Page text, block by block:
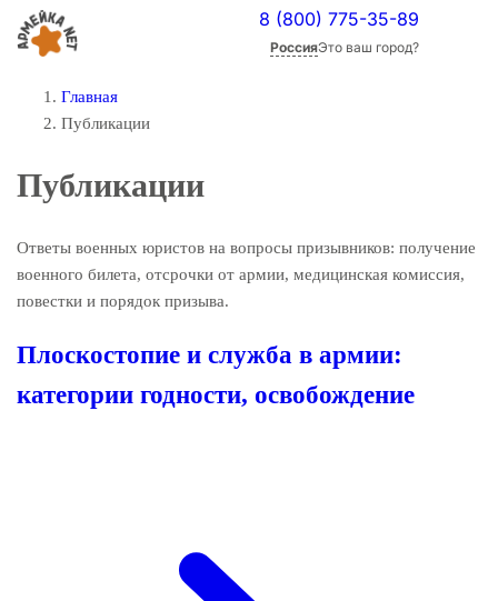
8 (800) 775-35-89
РоссияЭто ваш город?
Главная
Публикации
Публикации
Ответы военных юристов на вопросы призывников: получение
военного билета, отсрочки от армии, медицинская комиссия,
повестки и порядок призыва.
Плоскостопие и служба в армии:
категории годности, освобождение